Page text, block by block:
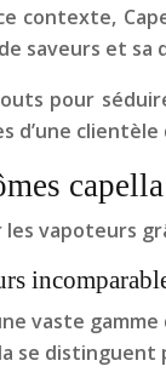
contexte,
saveurs et sa
pour
d’une
les vapoteurs
vaste
se